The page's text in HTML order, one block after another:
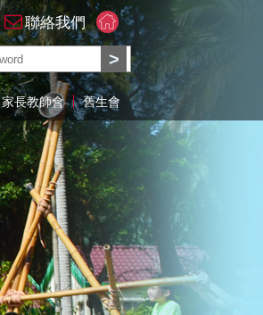
聯絡我們
家長教師會 舊生會